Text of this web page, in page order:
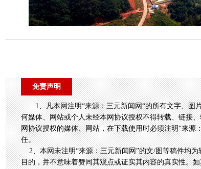
免责声明
1、凡本网注明“来源：三元新闻网“的所有文字、图
何媒体、网站或个人未经本网协议授权不得转载、链接
网协议授权的媒体、网站，在下载使用时必须注明“来源
任。
2、本网未注明“来源：三元新闻网”的文/图等稿件均为
目的，并不意味着赞同其观点或证实其内容的真实性。